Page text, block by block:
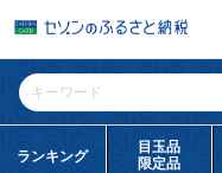
ランキング
目玉品
限定品